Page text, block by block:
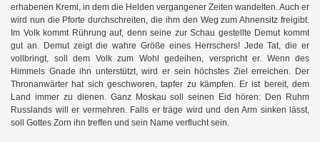
erhabenen Kreml, in dem die Helden vergangener Zeiten wandelten. Auch er
wird nun die Pforte durchschreiten, die ihm den Weg zum Ahnensitz freigibt.
Im Volk kommt Rührung auf, denn seine zur Schau gestellte Demut kommt
gut an. Demut zeigt die wahre Größe eines Herrschers! Jede Tat, die er
vollbringt, soll dem Volk zum Wohl gedeihen, verspricht er. Wenn des
Himmels Gnade ihn unterstützt, wird er sein höchstes Ziel erreichen. Der
Thronanwärter hat sich geschworen, tapfer zu kämpfen. Er ist bereit, dem
Land immer zu dienen. Ganz Moskau soll seinen Eid hören: Den Ruhm
Russlands will er vermehren. Falls er träge wird und den Arm sinken lässt,
soll Gottes Zorn ihn treffen und sein Name verflucht sein.